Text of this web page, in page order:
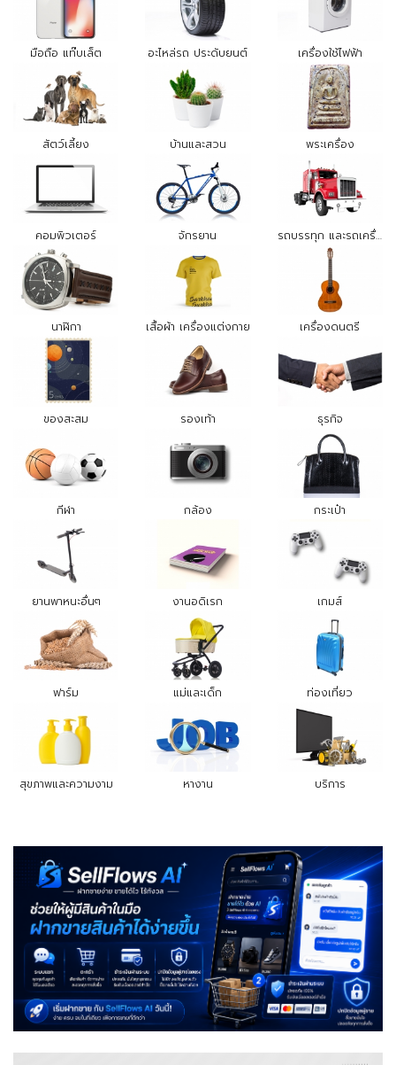
มือถือ แท๊บเล็ต อะไหล่รถ ประดับยนต์ เครื่องใช้ไฟฟ้า
สัตว์เลี้ยง บ้านและสวน พระเครื่อง
คอมพิวเตอร์ จักรยาน รถบรรทุก และรถเครื่องจักรกล
นาฬิกา เสื้อผ้า เครื่องแต่งกาย เครื่องดนตรี
ของสะสม รองเท้า ธุรกิจ
กีฬา กล้อง กระเป๋า
ยานพาหนะอื่นๆ งานอดิเรก เกมส์
ฟาร์ม แม่และเด็ก ท่องเที่ยว
สุขภาพและความงาม หางาน บริการ